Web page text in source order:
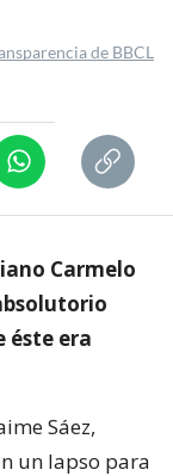
de BBCL
Carmelo
éste era
Sáez,
un lapso para